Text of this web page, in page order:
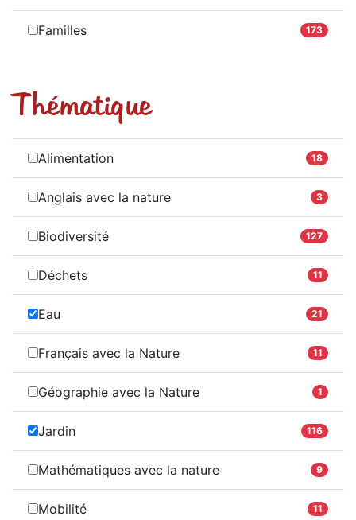
Familles 173
Thématique
Alimentation 18
Anglais avec la nature 3
Biodiversité 127
Déchets 11
Eau 21
Français avec la Nature 11
Géographie avec la Nature 1
Jardin 116
Mathématiques avec la nature 9
Mobilité 11